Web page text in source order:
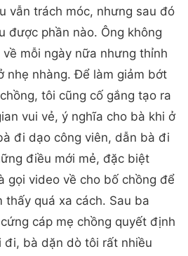
vẫn trách móc, nhưng sau đó
được phần nào. Ông không
mỗi ngày nữa nhưng thỉnh
nhẹ nhàng. Để làm giảm bớt
tôi cũng cố gắng tạo ra
vui vẻ, ý nghĩa cho bà khi ở
đi dạo công viên, dẫn bà đi
điều mới mẻ, đặc biệt
gọi video về cho bố chồng để
thấy quá xa cách. Sau ba
cáp mẹ chồng quyết định
đi, bà dặn dò tôi rất nhiều